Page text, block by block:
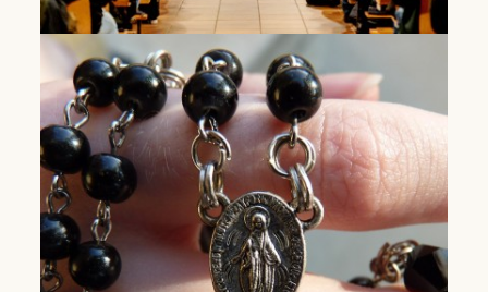
International student
chaplaincy
A church and meeting place for students and
young professionals
Lees Meer